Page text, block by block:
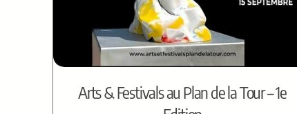
Arts & Festivals au Plan de la Tour – 1e